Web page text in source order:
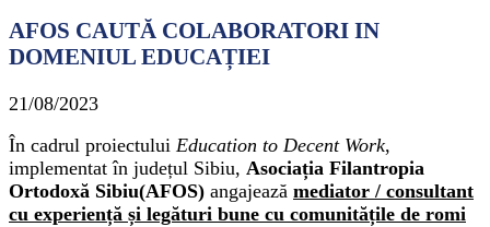
AFOS CAUTĂ COLABORATORI IN
DOMENIUL EDUCAȚIEI
21/08/2023
În cadrul proiectului Education to Decent Work,
implementat în județul Sibiu, Asociația Filantropia
Ortodoxă Sibiu(AFOS) angajează mediator / consultant
cu experiență și legături bune cu comunitățile de romi